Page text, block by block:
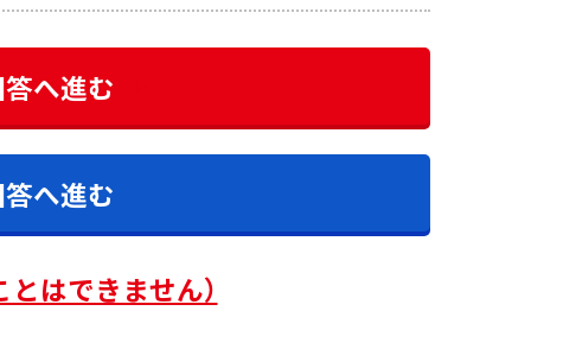
へ進む
へ進む
はできません）